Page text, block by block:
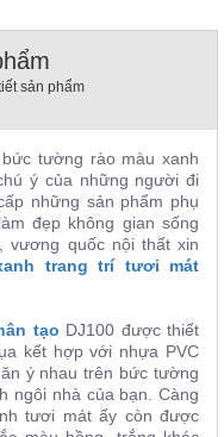
sản phẩm
tường rào màu xanh
ý của những người đi
những sản phẩm phụ
đẹp không gian sống
vương quốc nội thất xin
trang trí tươi mát
tạo DJ100 được thiết
kết hợp với nhựa PVC
ý nhau trên bức tường
ngôi nhà của bạn. Càng
tươi mát ấy còn được